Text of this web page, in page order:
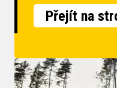
Přejít na